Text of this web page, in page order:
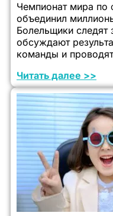
Чемпионат мира по
объединил
Болельщики
обсуждают
команды и проводят
Читать далее >>